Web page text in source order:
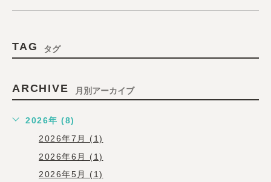
TAG タグ
ARCHIVE 月別アーカイブ
2026年 (8)
2026年7月 (1)
2026年6月 (1)
2026年5月 (1)